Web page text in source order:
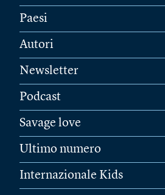
Paesi
Autori
Newsletter
Podcast
Savage love
Ultimo numero
Internazionale Kids